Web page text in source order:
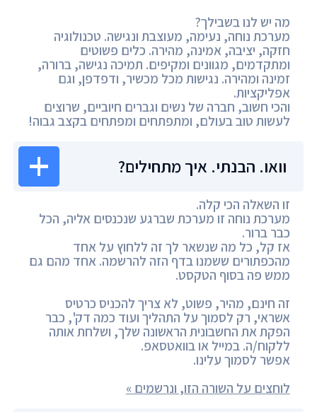
מה יש לנו בשבילך?
מערכת נוחה, נעימה, מעוצבת ונגישה. טכנולוגיה
חזקה, יציבה, אמינה, מהירה. כלים פשוטים
ומתקדמים, מגוונים ומקיפים. תמיכה נגישה, ברורה,
זמינה ומהירה. נגישות מכל מכשיר, ודפדפן, וגם
אפליקציות.
והכי חשוב, חברה של נשים וגברים חיוביים, שרוצים
לעשות טוב בעולם, ומתפתחים ומפתחים בקצב גבוה!
וואו. הבנתי. איך מתחילים?
זו השאלה הכי קלה.
מערכת נוחה זו מערכת שברגע שנכנסים אליה, הכל
כבר ברור.
אז קל, כל מה שנשאר לך זה ללחוץ על אחד
מהכפתורים ששמנו בדף הזה להרשמה. אחד מהם גם
ממש פה בסוף הטקסט.
זה חינם, מהיר, פשוט, לא צריך להכניס כרטיס
אשראי, רק לסמוך על התהליך ועוד כמה דק', כבר
הפקת את החשבונית הראשונה שלך, ושלחת אותה
ללקוח/ה. במייל או בוואטסאפ.
אפשר לסמוך עלינו.
לוחצים על השורה הזו, ונרשמים »